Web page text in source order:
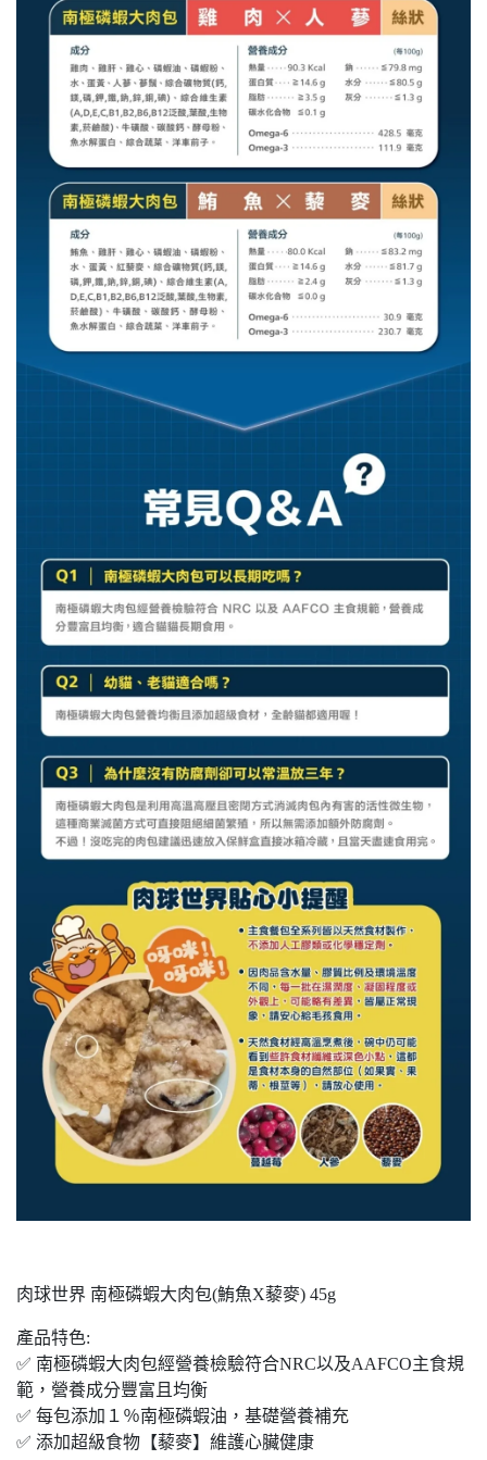
肉球世界 南極磷蝦大肉包(鮪魚X藜麥) 45g
產品特色:
✅ 南極磷蝦大肉包經營養檢驗符合NRC以及AAFCO主食規
範，營養成分豐富且均衡
✅ 每包添加１％南極磷蝦油，基礎營養補充
✅ 添加超級食物【藜麥】維護心臟健康